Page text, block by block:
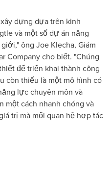
dựng dựa trên kinh
và một số dự án năng
ông Joe Klecha, Giám
Company cho biết. "Chúng
để triển khai thành công
còn thiếu là một mô hình có
lực chuyên môn và
một cách nhanh chóng và
trị mà mối quan hệ hợp tác